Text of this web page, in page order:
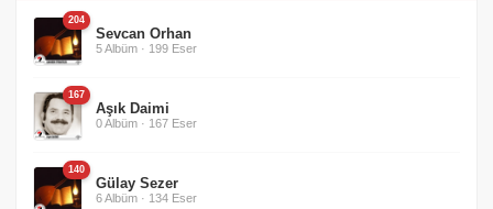
204
Sevcan Orhan
5 Albüm · 199 Eser
167
Aşık Daimi
0 Albüm · 167 Eser
140
Gülay Sezer
6 Albüm · 134 Eser